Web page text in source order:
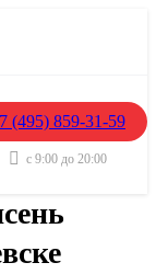
(495) 859-31-59
с 9:00 до 20:00